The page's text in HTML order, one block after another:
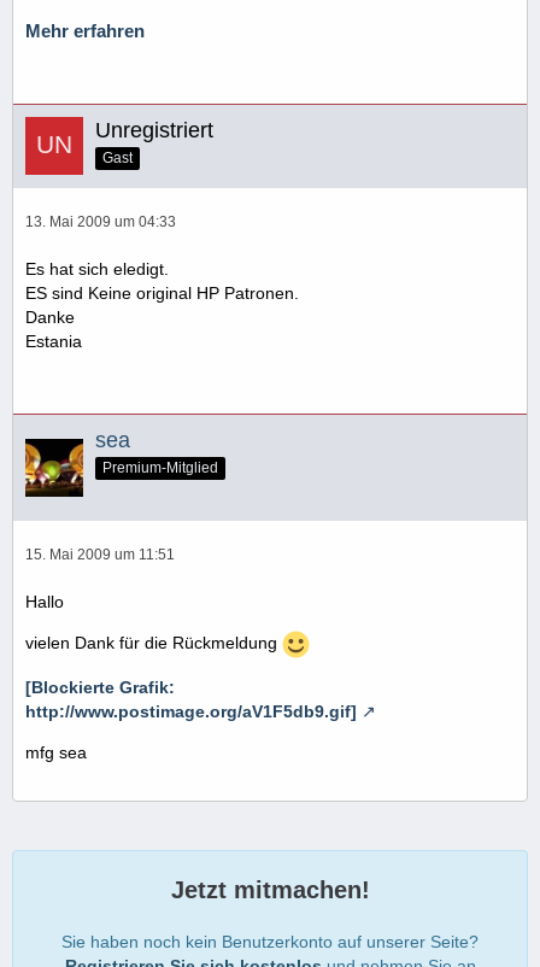
Mehr erfahren
Unregistriert
Gast
13. Mai 2009 um 04:33
Es hat sich eledigt.
ES sind Keine original HP Patronen.
Danke
Estania
sea
Premium-Mitglied
15. Mai 2009 um 11:51
Hallo
vielen Dank für die Rückmeldung
[Blockierte Grafik:
http://www.postimage.org/aV1F5db9.gif]
mfg sea
Jetzt mitmachen!
Sie haben noch kein Benutzerkonto auf unserer Seite?